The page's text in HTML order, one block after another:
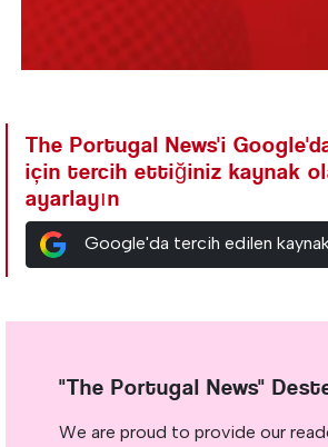
The Portugal News'i
için tercih ettiğiniz kaynak
ayarlayın
Google'da tercih edilen
"The Portugal News"
We are proud to provide our